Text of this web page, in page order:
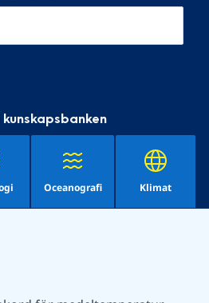
Oceanografi Klimat